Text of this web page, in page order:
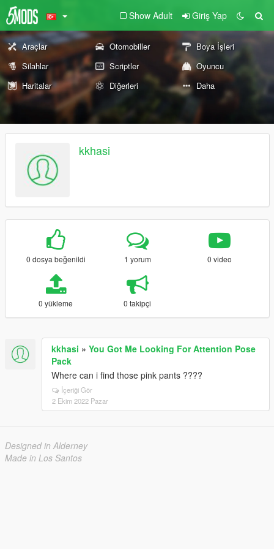
Show Adult Giriş Yap
Araçlar Otomobiller
Boya İşleri
Silahlar
Scriptler
Oyuncu
Haritalar
Diğerleri Daha
kkhasi
0 dosya beğenildi 1 yorum 0 video
0 yükleme 0 takipçi
kkhasi » You Got Me Looking For Attention Pose
Pack
Where can i find those pink pants ????
İçeriği Gör
2 Ekim 2022 Pazar
Designed in Alderney
Made in Los Santos